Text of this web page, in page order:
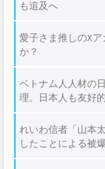
も追及へ
愛子さま推しのX
か？
ベトナム人人材の
理。日本人も友好
れいわ信者「山本
したことによる被爆